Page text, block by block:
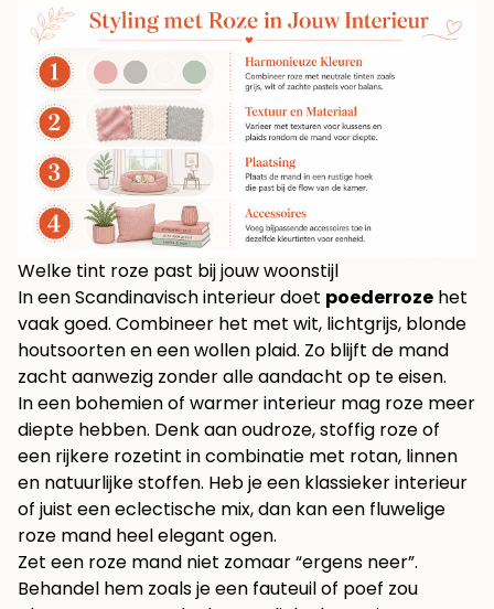
Welke tint roze past bij jouw woonstijl
In een Scandinavisch interieur doet poederroze het
vaak goed. Combineer het met wit, lichtgrijs, blonde
houtsoorten en een wollen plaid. Zo blijft de mand
zacht aanwezig zonder alle aandacht op te eisen.
In een bohemien of warmer interieur mag roze meer
diepte hebben. Denk aan oudroze, stoffig roze of
een rijkere rozetint in combinatie met rotan, linnen
en natuurlijke stoffen. Heb je een klassieker interieur
of juist een eclectische mix, dan kan een fluwelige
roze mand heel elegant ogen.
Zet een roze mand niet zomaar “ergens neer”.
Behandel hem zoals je een fauteuil of poef zou